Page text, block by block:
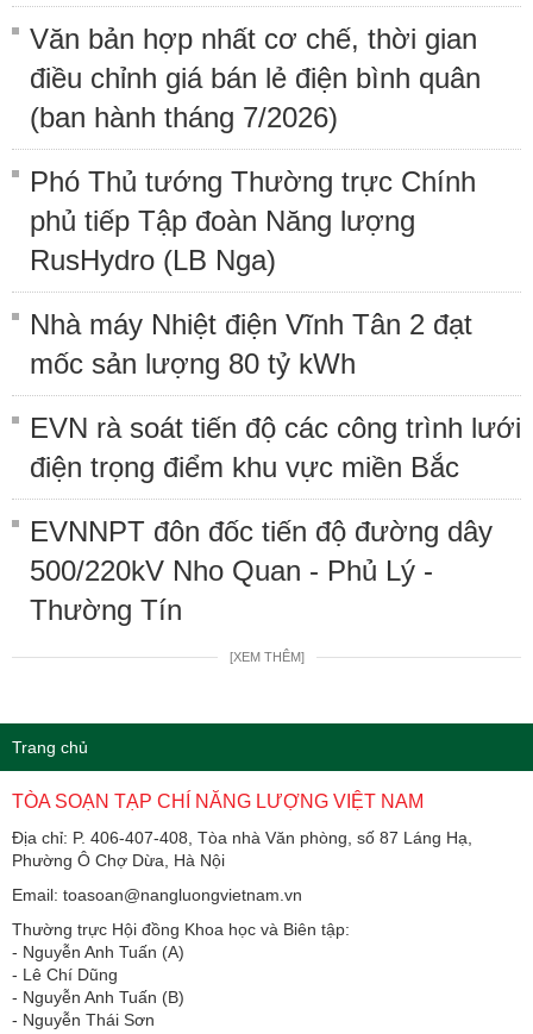
Văn bản hợp nhất cơ chế, thời gian
điều chỉnh giá bán lẻ điện bình quân
(ban hành tháng 7/2026)
Phó Thủ tướng Thường trực Chính
phủ tiếp Tập đoàn Năng lượng
RusHydro (LB Nga)
Nhà máy Nhiệt điện Vĩnh Tân 2 đạt
mốc sản lượng 80 tỷ kWh
EVN rà soát tiến độ các công trình lưới
điện trọng điểm khu vực miền Bắc
EVNNPT đôn đốc tiến độ đường dây
500/220kV Nho Quan - Phủ Lý -
Thường Tín
[XEM THÊM]
Trang chủ
TÒA SOẠN TẠP CHÍ NĂNG LƯỢNG VIỆT NAM
Địa chỉ: P. 406-407-408, Tòa nhà Văn phòng, số 87 Láng Hạ,
Phường Ô Chợ Dừa, Hà Nội
Email: toasoan@nangluongvietnam.vn
Thường trực Hội đồng Khoa học và Biên tập:
​​​​​​- Nguyễn Anh Tuấn (A)
- Lê Chí Dũng
- Nguyễn Anh Tuấn (B)
- Nguyễn Thái Sơn